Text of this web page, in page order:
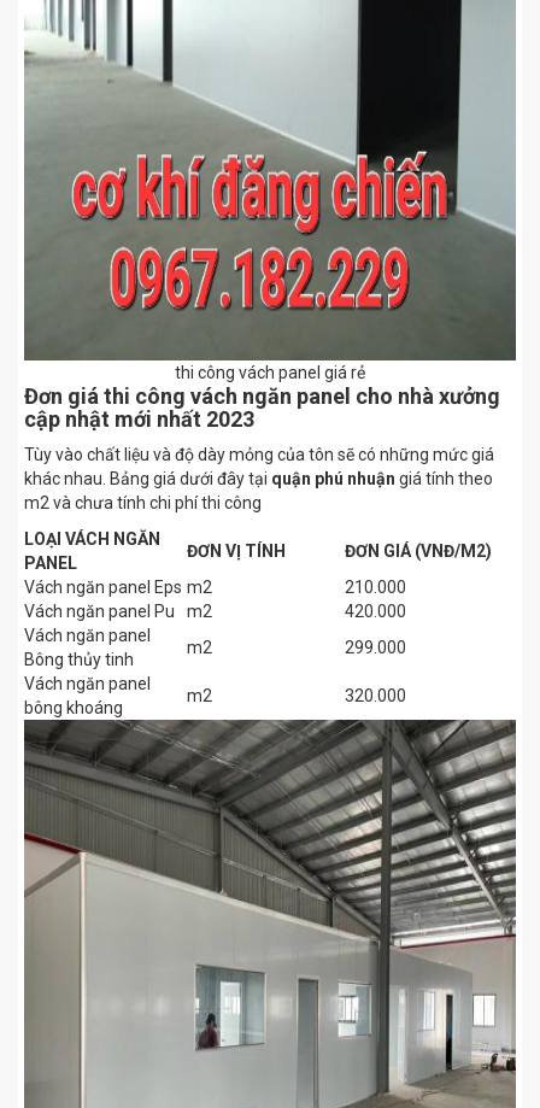
thi công vách panel giá rẻ
Đơn giá thi công vách ngăn panel cho nhà xưởng
cập nhật mới nhất 2023
Tùy vào chất liệu và độ dày mỏng của tôn sẽ có những mức giá
khác nhau. Bảng giá dưới đây tại quận phú nhuận giá tính theo
m2 và chưa tính chi phí thi công
LOẠI VÁCH NGĂN
PANEL
ĐƠN VỊ TÍNH
ĐƠN GIÁ (VNĐ/M2)
Vách ngăn panel Eps m2
210.000
Vách ngăn panel Pu
m2
420.000
Vách ngăn panel
Bông thủy tinh
m2
299.000
Vách ngăn panel
bông khoáng
m2 320.000